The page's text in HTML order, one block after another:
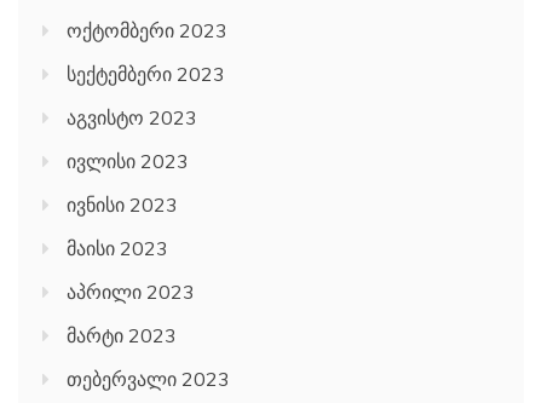
ოქტომბერი 2023
სექტემბერი 2023
აგვისტო 2023
ივლისი 2023
ივნისი 2023
მაისი 2023
აპრილი 2023
მარტი 2023
თებერვალი 2023